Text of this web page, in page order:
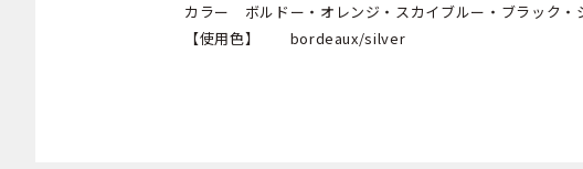
カラー ボルドー・オレンジ・スカイブルー・ブラック・
【使用色】 bordeaux/silver